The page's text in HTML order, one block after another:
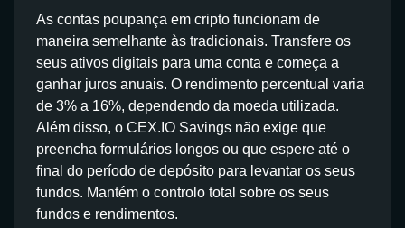
As contas poupança em cripto funcionam de
maneira semelhante às tradicionais. Transfere os
seus ativos digitais para uma conta e começa a
ganhar juros anuais. O rendimento percentual varia
de 3% a 16%, dependendo da moeda utilizada.
Além disso, o CEX.IO Savings não exige que
preencha formulários longos ou que espere até o
final do período de depósito para levantar os seus
fundos. Mantém o controlo total sobre os seus
fundos e rendimentos.